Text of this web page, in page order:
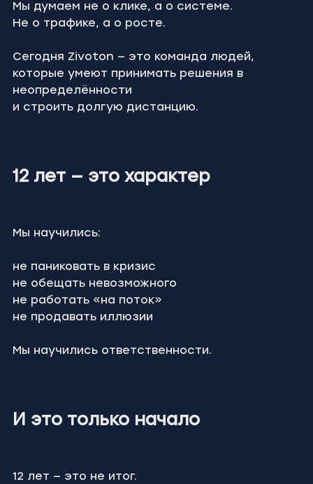
Мы думаем не о клике, а о системе.
Не о трафике, а о росте.
Сегодня Zivoton — это команда людей,
которые умеют принимать решения в
неопределённости
и строить долгую дистанцию.
12 лет — это характер
Мы научились:
не паниковать в кризис
не обещать невозможного
не работать «на поток»
не продавать иллюзии
Мы научились ответственности.
И это только начало
12 лет — это не итог.